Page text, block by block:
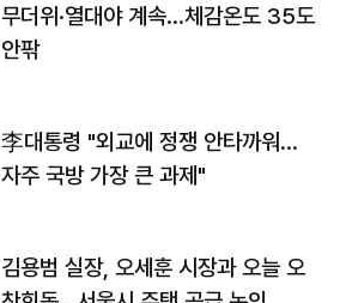
무더위·열대야 계속…체감온도 35도
안팎
李대통령 "외교에 정쟁 안타까워…
자주 국방 가장 큰 과제"
김용범 실장, 오세훈 시장과 오늘 오